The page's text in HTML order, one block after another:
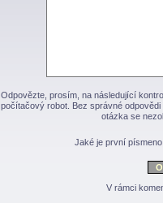
Odpovězte, prosím, na následující
počítačový robot. Bez správné
otázka se
Jaké je první
V rámci